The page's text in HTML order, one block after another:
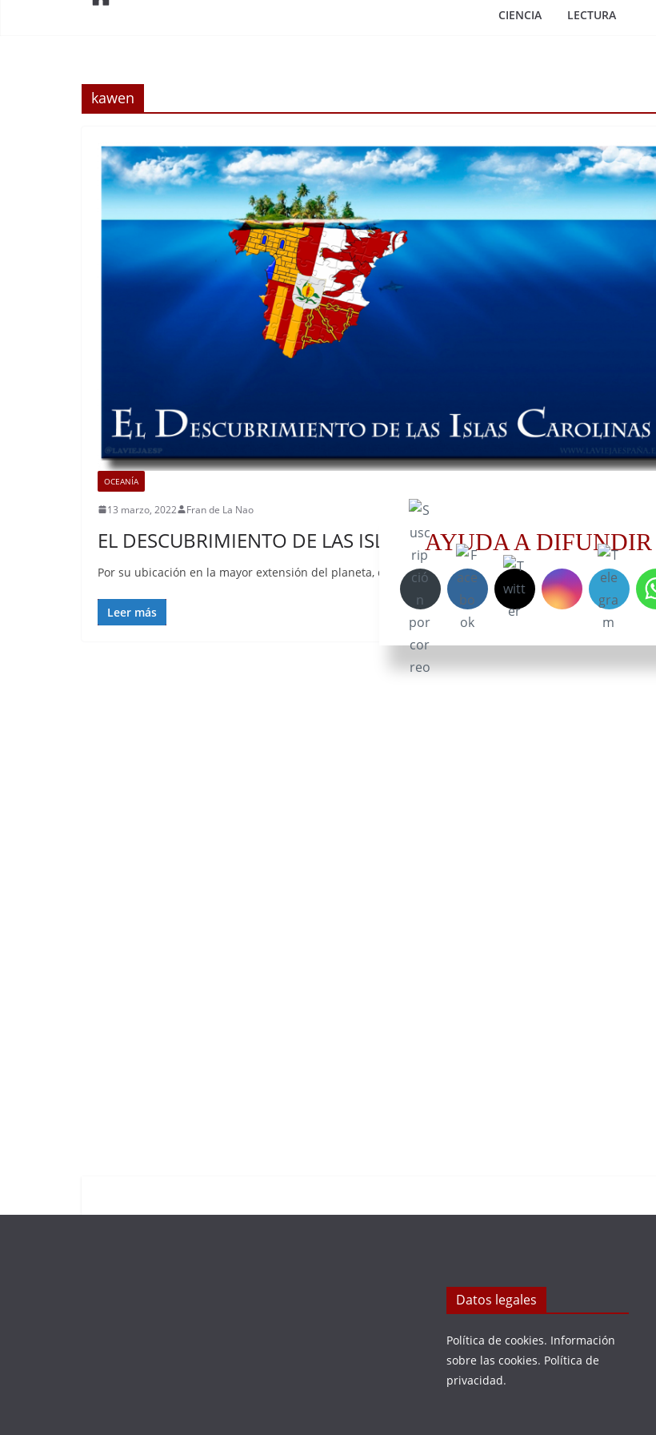
CIENCIA LECTURA
kawen
OCEANÍA
13 marzo, 2022 Fran de La Nao
EL DESCUBRIMIENTO DE LAS ISLAS CAROLINAS
Por su ubicación en la mayor extensión del planeta, que es el océano Pacífico y la gran cantidad de islas
Leer más
Datos legales
Política de cookies. Información
sobre las cookies. Política de
privacidad.
AYUDA A DIFUNDIR